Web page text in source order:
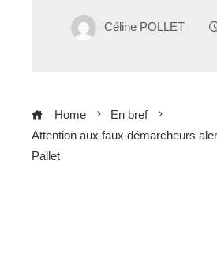
Céline POLLET
Home
En bref
Attention aux faux démarcheurs
Pallet